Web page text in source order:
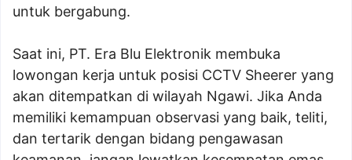
untuk bergabung.
Saat ini, PT. Era Blu Elektronik membuka
lowongan kerja untuk posisi CCTV Sheerer yang
akan ditempatkan di wilayah Ngawi. Jika Anda
memiliki kemampuan observasi yang baik, teliti,
dan tertarik dengan bidang pengawasan